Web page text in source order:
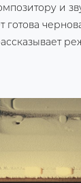
и
готова